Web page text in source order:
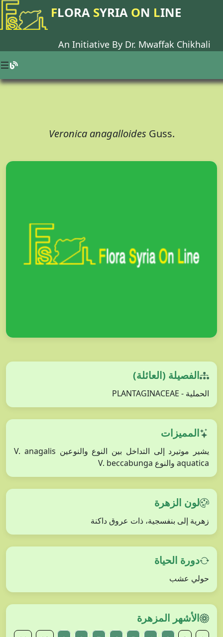
FLORA SYRIA ON LINE
An Initiative By Dr. Mwaffak Chikhali
Veronica anagalloides Guss.
الفصيلة (العائلة)
الحملية - PLANTAGINACEAE
المميزات
يشير موتيرد إلى التداخل بين النوع والنوعين V. anagalis
aquatica والنوع V. beccabunga
لون الزهرة
زهرية إلى بنفسجية، ذات عروق داكنة
دورة الحياة
حولي عشب
الأشهر المزهرة